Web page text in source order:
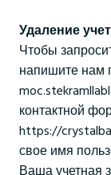
Удаление
Чтобы
напишите нам
контактной
https://
свое имя
Ваша учетная